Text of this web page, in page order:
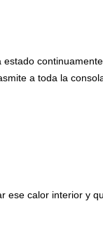
a toda la
ese calor interior y